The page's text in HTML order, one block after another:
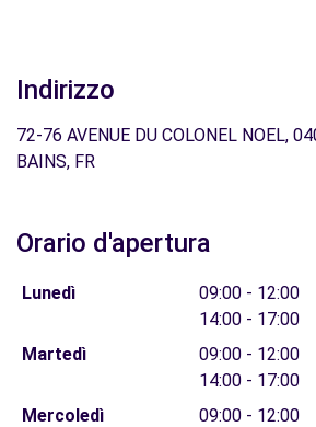
Indirizzo
72-76 AVENUE DU COLONEL NOEL,
BAINS, FR
Orario d'apertura
Lunedì
09:00 - 12:00
14:00 - 17:00
Martedì
09:00 - 12:00
14:00 - 17:00
Mercoledì
09:00 - 12:00